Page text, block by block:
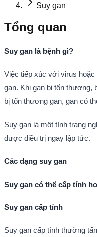
Suy gan
Tổng quan
Suy gan là bệnh gì?
Việc tiếp xúc với virus
gan. Khi gan bị tổn thương,
bị tổn thương gan, gan có
Suy gan là một tình trạng
được điều trị ngay lập tức.
Các dạng suy gan
Suy gan có thể cấp tính
Suy gan cấp tính
Suy gan cấp tính thường